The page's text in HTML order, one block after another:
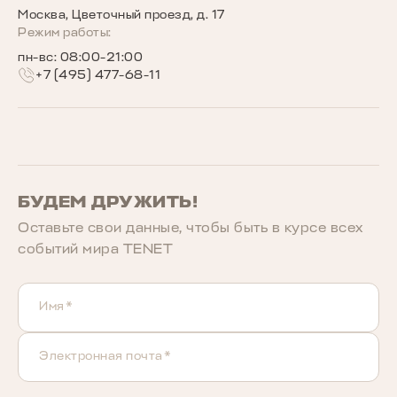
Беговое сообщество TENET
БУДЕМ ДРУЖИТЬ!
Оставьте свои данные, чтобы быть в курcе всех
событий мира TENET
Имя*
Электронная почта*
Москва, Цветочный проезд, д. 17
Режим работы:
пн-вс: 08:00-21:00
+7 (495) 477-68-11